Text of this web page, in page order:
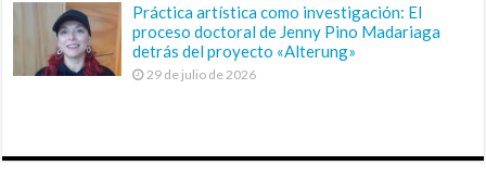
Práctica artística como investigación: El
proceso doctoral de Jenny Pino Madariaga
detrás del proyecto «Alterung»
29 de julio de 2026